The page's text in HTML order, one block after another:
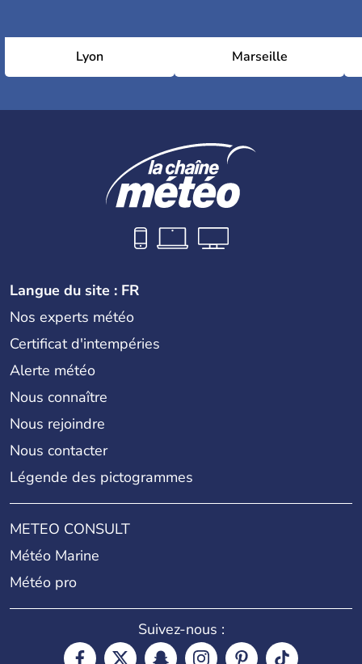
Lyon Marseille
Langue du site : FR
Nos experts météo
Certificat d'intempéries
Alerte météo
Nous connaître
Nous rejoindre
Nous contacter
Légende des pictogrammes
METEO CONSULT
Météo Marine
Météo pro
Suivez-nous :